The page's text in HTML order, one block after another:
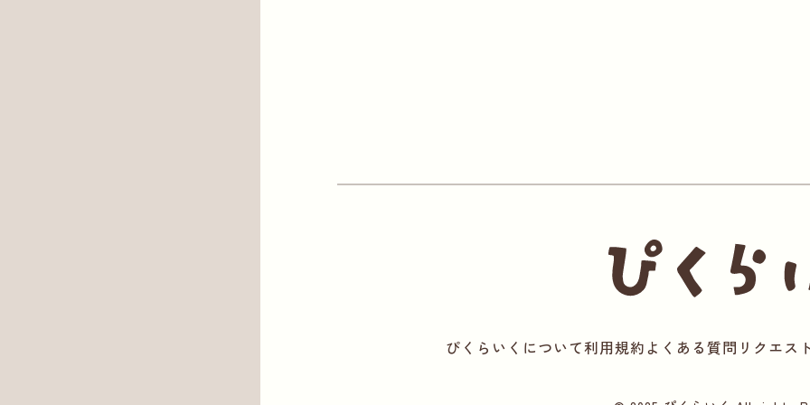
ぴくらいくについて利用規約よくある質問 リクエス